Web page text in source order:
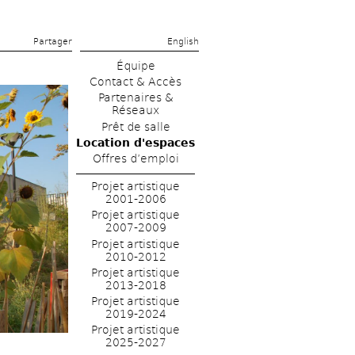
Partager English
Équipe
Contact & Accès
Partenaires &
Réseaux
Prêt de salle
Location d'espaces
Offres d’emploi
Projet artistique
2001-2006
Projet artistique
2007-2009
Projet artistique
2010-2012
Projet artistique
2013-2018
Projet artistique
2019-2024
Projet artistique
2025-2027